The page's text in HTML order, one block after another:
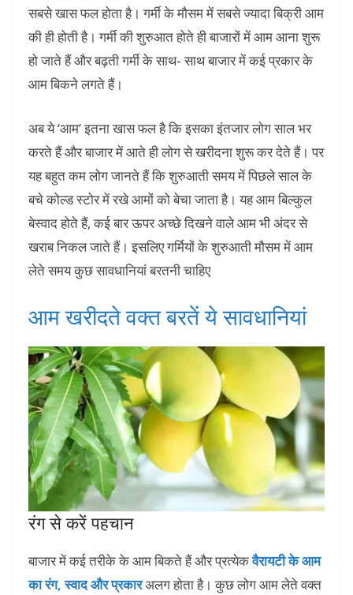
सबसे खास फल होता है। गर्मी के मौसम में सबसे ज्यादा बिक्री आम
की ही होती है। गर्मी की शुरुआत होते ही बाजारों में आम आना शुरू
हो जाते हैं और बढ़ती गर्मी के साथ- साथ बाजार में कई प्रकार के
आम बिकने लगते हैं।
अब ये ‘आम’ इतना खास फल है कि इसका इंतजार लोग साल भर
करते हैं और बाजार में आते ही लोग से खरीदना शुरू कर देते हैं। पर
यह बहुत कम लोग जानते हैं कि शुरुआती समय में पिछले साल के
बचे कोल्ड स्टोर में रखे आमों को बेचा जाता है। यह आम बिल्कुल
बेस्वाद होते हैं, कई बार ऊपर अच्छे दिखने वाले आम भी अंदर से
खराब निकल जाते हैं। इसलिए गर्मियों के शुरुआती मौसम में आम
लेते समय कुछ सावधानियां बरतनी चाहिए
आम खरीदते वक्त बरतें ये सावधानियां
रंग से करें पहचान
बाजार में कई तरीके के आम बिकते हैं और प्रत्येकवैरायटी के आम
का रंग, स्वाद और प्रकारअलग होता है। कुछ लोग आम लेते वक्त